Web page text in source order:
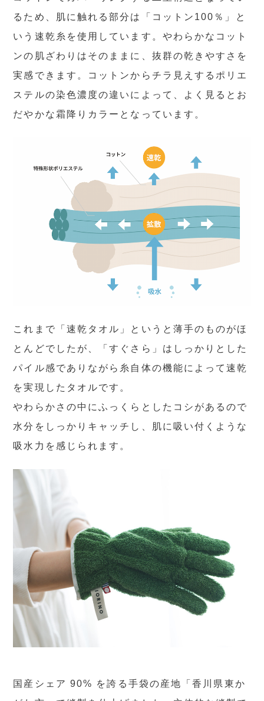
るため、肌に触れる部分は「コットン100％」と
いう速乾糸を使用しています。やわらかなコット
ンの肌ざわりはそのままに、抜群の乾きやすさを
実感できます。コットンからチラ見えするポリエ
ステルの染色濃度の違いによって、よく見るとお
だやかな霜降りカラーとなっています。
これまで「速乾タオル」というと薄手のものがほ
とんどでしたが、「すぐさら」はしっかりとした
パイル感でありながら糸自体の機能によって速乾
を実現したタオルです。
やわらかさの中にふっくらとしたコシがあるので
水分をしっかりキャッチし、肌に吸い付くような
吸水力を感じられます。
国産シェア 90% を誇る手袋の産地「香川県東か